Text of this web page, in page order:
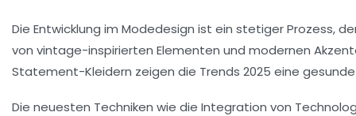
Die Entwicklung im Modedesign ist ein stetiger Prozess,
von vintage-inspirierten Elementen und modernen
Statement-Kleidern zeigen die Trends 2025 eine
Die neuesten Techniken wie die Integration von